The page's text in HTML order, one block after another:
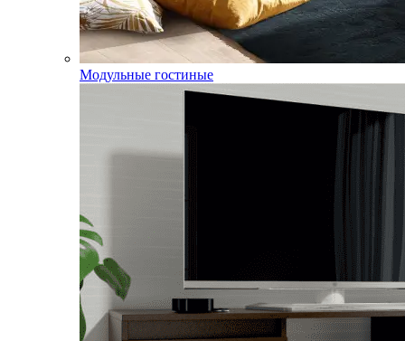
Модульные гостиные